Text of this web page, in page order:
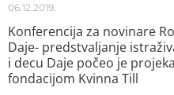
06.12.2019.
Konferencija za novinare
Daje- predstvaljanje
i decu Daje počeo je
fondacijom Kvinna Till